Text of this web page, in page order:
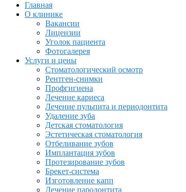
Главная
О клинике
Вакансии
Лицензии
Уголок пациента
Фотогалерея
Услуги и цены
Стоматологический осмотр
Рентген-снимки
Профгигиена
Лечение кариеса
Лечение пульпита и периодонтита
Удаление зуба
Детская стоматология
Эстетическая стоматология
Отбеливание зубов
Имплантация зубов
Протезирование зубов
Брекет-система
Изготовление капп
Лечение пародонтита